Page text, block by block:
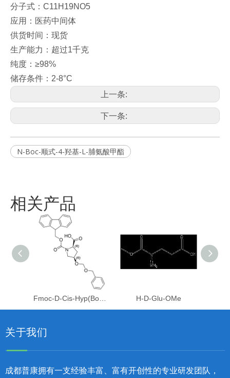
分子式：C11H19NO5
应用：医药中间体
供货时间：现货
生产能力：超过1千克
纯度：≥98%
储存条件：2-8°C
上一条:
下一条:
N-Boc-顺式-4-羟基-L-脯氨酸甲酯
相关产品
H-D-Glu-OMe
关于我们
成都普康拥有一支经验丰富、富有开创性的专业研发团队，